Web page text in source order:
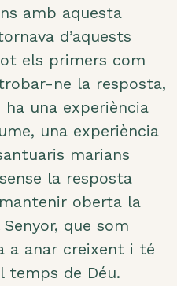
amb aquesta
d’aquests
els primers com
ne la resposta,
una experiència
una experiència
marians
la resposta
oberta la
que som
a anar creixent i té
temps de Déu.